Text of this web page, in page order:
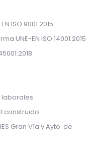
ISO 9001:2015
UNE-EN ISO 14001:2015
construido
Gran Vía y Ayto. de